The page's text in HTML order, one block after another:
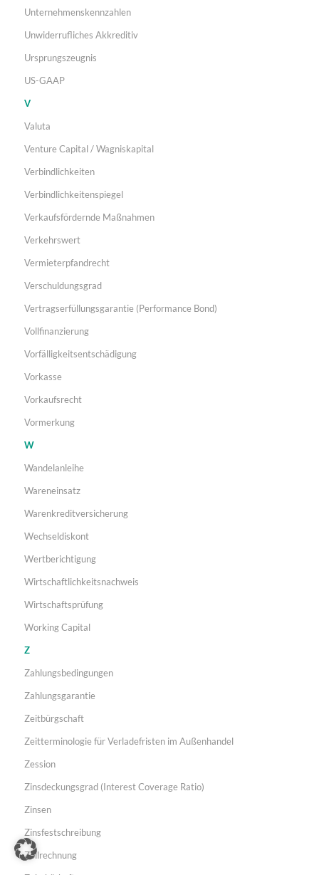
Unternehmenskennzahlen
Unwiderrufliches Akkreditiv
Ursprungszeugnis
US-GAAP
V
Valuta
Venture Capital / Wagniskapital
Verbindlichkeiten
Verbindlichkeitenspiegel
Verkaufsfördernde Maßnahmen
Verkehrswert
Vermieterpfandrecht
Verschuldungsgrad
Vertragserfüllungsgarantie (Performance Bond)
Vollfinanzierung
Vorfälligkeitsentschädigung
Vorkasse
Vorkaufsrecht
Vormerkung
W
Wandelanleihe
Wareneinsatz
Warenkreditversicherung
Wechseldiskont
Wertberichtigung
Wirtschaftlichkeitsnachweis
Wirtschaftsprüfung
Working Capital
Z
Zahlungsbedingungen
Zahlungsgarantie
Zeitbürgschaft
Zeitterminologie für Verladefristen im Außenhandel
Zession
Zinsdeckungsgrad (Interest Coverage Ratio)
Zinsen
Zinsfestschreibung
Zollrechnung